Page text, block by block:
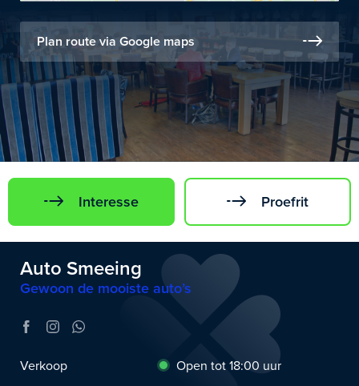
Plan route via Google maps
Interesse Proefrit
Auto Smeeing
Gewoon de mooiste auto’s
Verkoop
Open tot 18:00 uur